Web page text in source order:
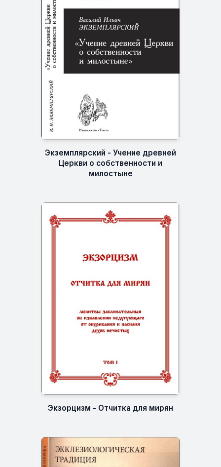
Экземплярский - Учение древней
Церкви о собственности и
милостыне
Экзорцизм - Отчитка для мирян